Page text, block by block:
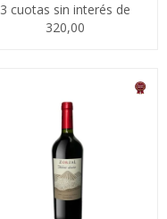
3 cuotas sin interés de
320,00